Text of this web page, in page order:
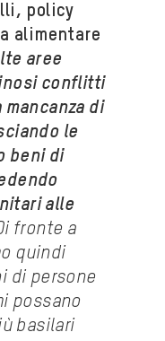
policy
alimentare
aree
conflitti
di
le
beni di
alle
fronte a
quindi
di persone
possano
basilari